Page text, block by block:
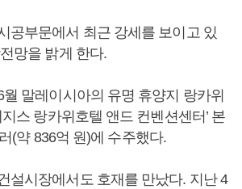
공부문에서 최근 강세를 보이고 있
망을 밝게 한다.
말레이시아의 유명 휴양지 랑카위
스 랑카위호텔 앤드 컨벤션센터’ 본
(약 836억 원)에 수주했다.
설시장에서도 호재를 만났다. 지난 4